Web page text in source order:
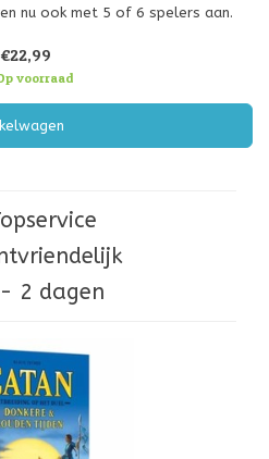
nu ook met 5 of 6 spelers aan.
€22,99
voorraad
2 dagen